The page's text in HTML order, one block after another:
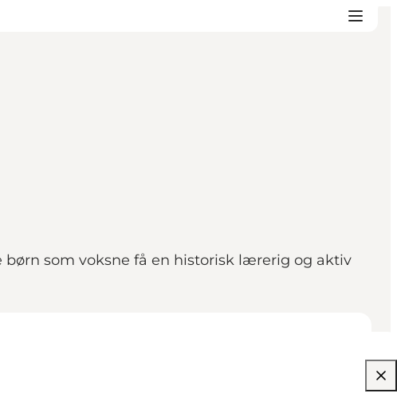
som voksne få en historisk lærerig og aktiv